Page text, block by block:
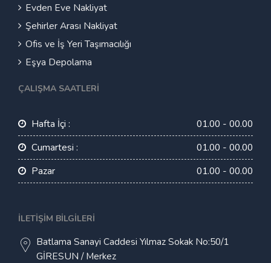
Evden Eve Nakliyat
Şehirler Arası Nakliyat
Ofis ve İş Yeri Taşımacılığı
Eşya Depolama
ÇALIŞMA SAATLERI
Hafta İçi :
01.00 - 00.00
Cumartesi :
01.00 - 00.00
Pazar
01.00 - 00.00
İLETIŞIM BILGILERI
Batlama Sanayi Caddesi Yılmaz Sokak No:50/1
GİRESUN / Merkez